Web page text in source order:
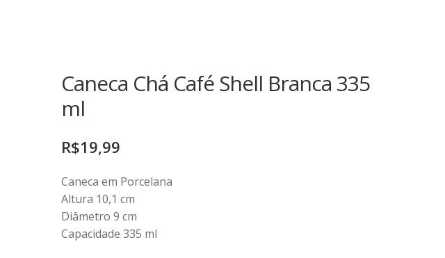
Caneca Chá Café Shell Branca 335
ml
R$19,99
Caneca em Porcelana
Altura 10,1 cm
Diâmetro 9 cm
Capacidade 335 ml